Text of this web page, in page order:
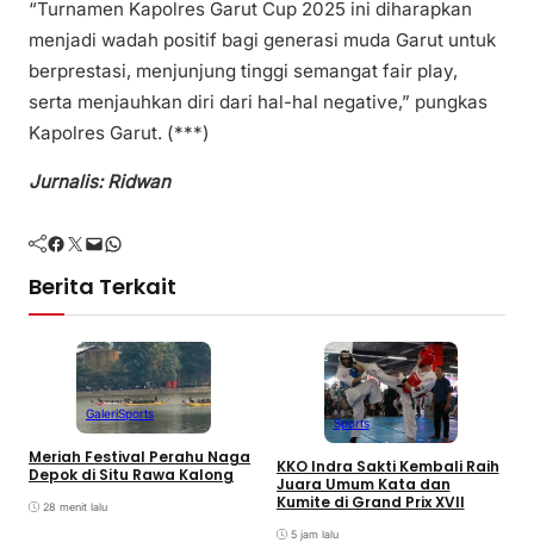
“Turnamen Kapolres Garut Cup 2025 ini diharapkan
menjadi wadah positif bagi generasi muda Garut untuk
berprestasi, menjunjung tinggi semangat fair play,
serta menjauhkan diri dari hal-hal negative,” pungkas
Kapolres Garut. (***)
Jurnalis: Ridwan
Facebook Twitter Mail WhatsApp
Berita Terkait
GaleriSports
Meriah Festival Perahu Naga
Depok di Situ Rawa Kalong
28 menit lalu
Sports
KKO Indra Sakti Kembali Raih
Juara Umum Kata dan
Kumite di Grand Prix XVII
5 jam lalu